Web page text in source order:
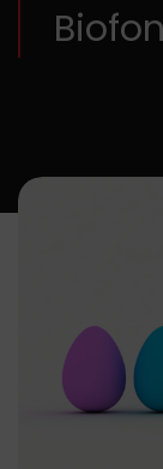
Biofon